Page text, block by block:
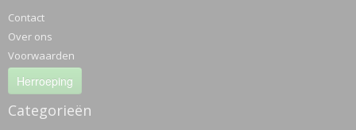
Contact
Over ons
Voorwaarden
Herroeping
Categorieën